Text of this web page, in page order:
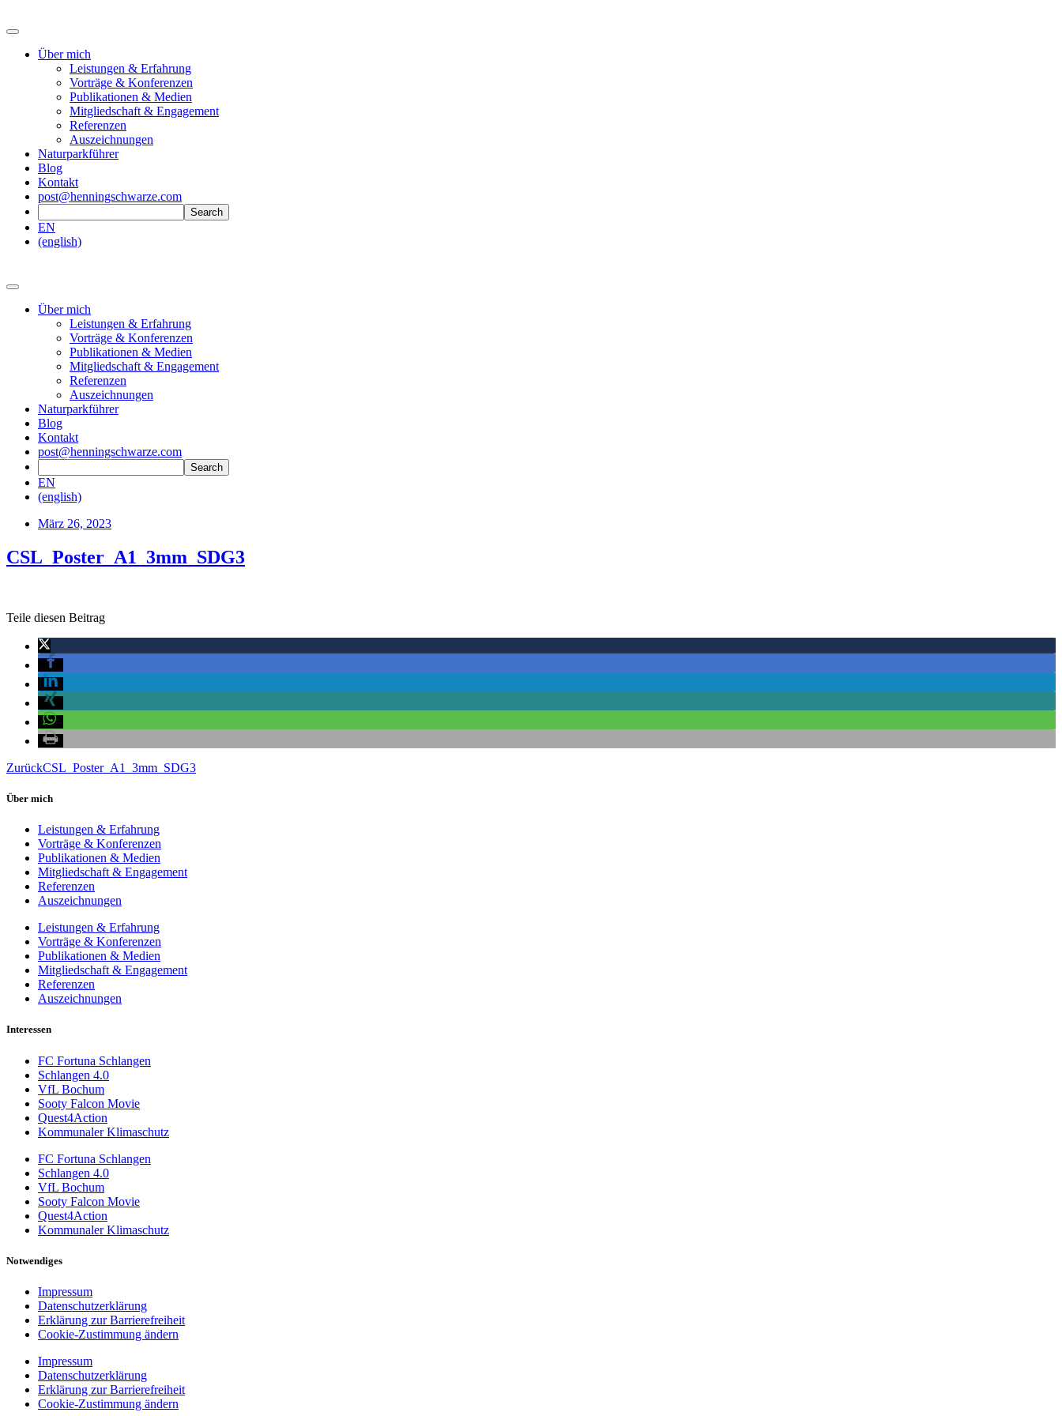
Über mich
Leistungen & Erfahrung
Vorträge & Konferenzen
Publikationen & Medien
Mitgliedschaft & Engagement
Referenzen
Auszeichnungen
Naturparkführer
Blog
Kontakt
post@henningschwarze.com
EN
(english)
Über mich
Leistungen & Erfahrung
Vorträge & Konferenzen
Publikationen & Medien
Mitgliedschaft & Engagement
Referenzen
Auszeichnungen
Naturparkführer
Blog
Kontakt
post@henningschwarze.com
EN
(english)
März 26, 2023
CSL_Poster_A1_3mm_SDG3
Teile diesen Beitrag
ZurückCSL_Poster_A1_3mm_SDG3
Über mich
Leistungen & Erfahrung
Vorträge & Konferenzen
Publikationen & Medien
Mitgliedschaft & Engagement
Referenzen
Auszeichnungen
Leistungen & Erfahrung
Vorträge & Konferenzen
Publikationen & Medien
Mitgliedschaft & Engagement
Referenzen
Auszeichnungen
Interessen
FC Fortuna Schlangen
Schlangen 4.0
VfL Bochum
Sooty Falcon Movie
Quest4Action
Kommunaler Klimaschutz
FC Fortuna Schlangen
Schlangen 4.0
VfL Bochum
Sooty Falcon Movie
Quest4Action
Kommunaler Klimaschutz
Notwendiges
Impressum
Datenschutzerklärung
Erklärung zur Barrierefreiheit
Cookie-Zustimmung ändern
Impressum
Datenschutzerklärung
Erklärung zur Barrierefreiheit
Cookie-Zustimmung ändern